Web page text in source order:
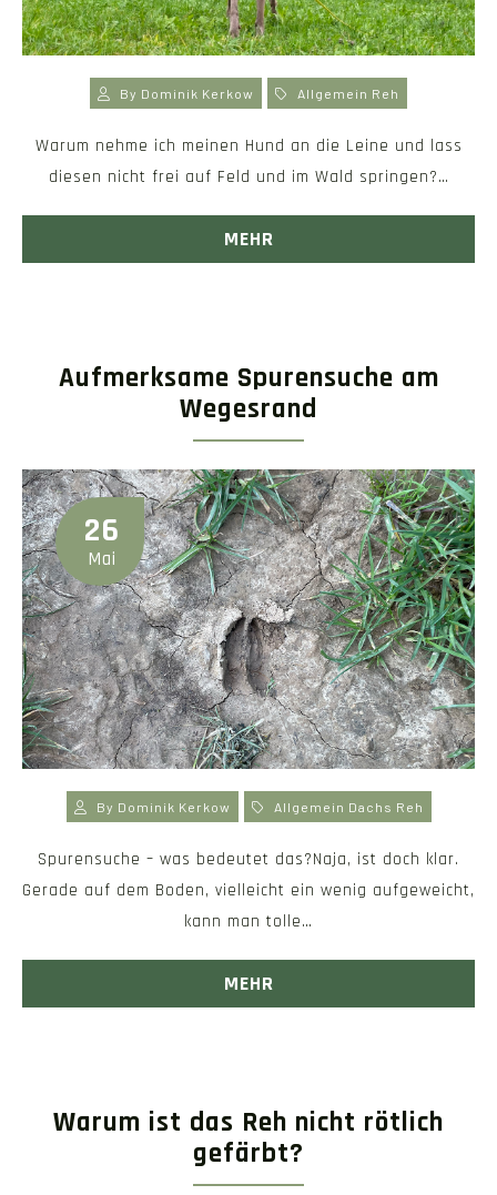
By Dominik Kerkow Allgemein Reh
Warum nehme ich meinen Hund an die Leine und lass
diesen nicht frei auf Feld und im Wald springen?…
MEHR
Aufmerksame Spurensuche am
Wegesrand
26
Mai
By Dominik Kerkow Allgemein Dachs Reh
Spurensuche – was bedeutet das?Naja, ist doch klar.
Gerade auf dem Boden, vielleicht ein wenig aufgeweicht,
kann man tolle…
MEHR
Warum ist das Reh nicht rötlich
gefärbt?